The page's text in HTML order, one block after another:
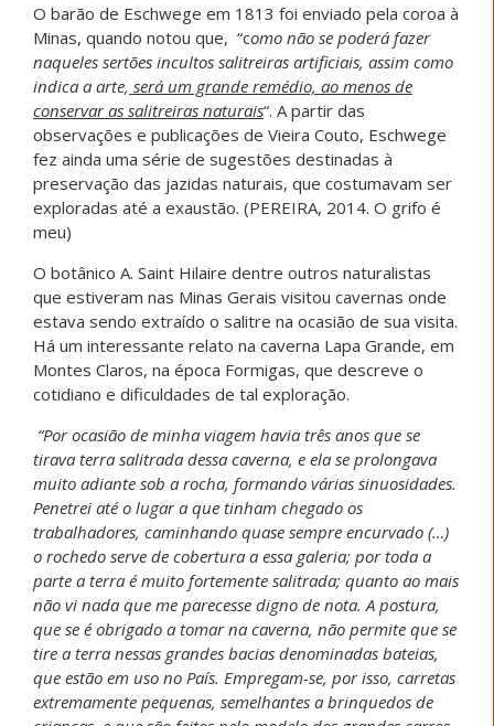
O barão de Eschwege em 1813 foi enviado pela coroa à
Minas, quando notou que, “como não se poderá fazer
naqueles sertões incultos salitreiras artificiais, assim como
indica a arte, será um grande remédio, ao menos de
conservar as salitreiras naturais“. A partir das
observações e publicações de Vieira Couto, Eschwege
fez ainda uma série de sugestões destinadas à
preservação das jazidas naturais, que costumavam ser
exploradas até a exaustão. (PEREIRA, 2014. O grifo é
meu)
O botânico A. Saint Hilaire dentre outros naturalistas
que estiveram nas Minas Gerais visitou cavernas onde
estava sendo extraído o salitre na ocasião de sua visita.
Há um interessante relato na caverna Lapa Grande, em
Montes Claros, na época Formigas, que descreve o
cotidiano e dificuldades de tal exploração.
“Por ocasião de minha viagem havia três anos que se
tirava terra salitrada dessa caverna, e ela se prolongava
muito adiante sob a rocha, formando várias sinuosidades.
Penetrei até o lugar a que tinham chegado os
trabalhadores, caminhando quase sempre encurvado (…)
o rochedo serve de cobertura a essa galeria; por toda a
parte a terra é muito fortemente salitrada; quanto ao mais
não vi nada que me parecesse digno de nota. A postura,
que se é obrigado a tomar na caverna, não permite que se
tire a terra nessas grandes bacias denominadas bateias,
que estão em uso no País. Empregam-se, por isso, carretas
extremamente pequenas, semelhantes a brinquedos de